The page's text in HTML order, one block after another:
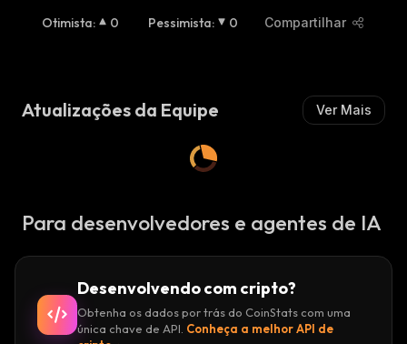
Otimista: 0 Pessimista: 0 Compartilhar
Atualizações da Equipe Ver Mais
Para desenvolvedores e agentes de IA
Desenvolvendo com cripto?
Obtenha os dados por trás do CoinStats com uma
única chave de API. Conheça a melhor API de